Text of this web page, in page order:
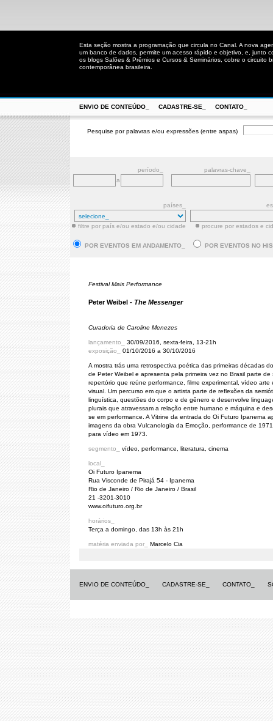
Esta seção mostra a programação que circula no Canal. A nova
um banco de dados, permite um acesso rápido e objetivo, e, junto
os blogs Salões & Prêmios e Cursos & Seminários, cobre o circuito
contemporânea brasileira.
ENVIO DE CONTEÚDO_ CADASTRE-SE_ CONTATO_
Pesquise por palavras e/ou expressões (entre aspas)
período_
palavras-chave_
a
países_
filtre por país e/ou estado e/ou cidade procure por estados e
POR EVENTOS EM ANDAMENTO_ POR EVENTOS NO
Festival Mais Performance
Peter Weibel - The Messenger
Curadoria de Caroline Menezes
lançamento_ 30/09/2016, sexta-feira, 13-21h
exposição_ 01/10/2016 a 30/10/2016
A mostra trás uma retrospectiva poética das primeiras décadas
de Peter Weibel e apresenta pela primeira vez no Brasil parte de
repertório que reúne performance, filme experimental, vídeo arte
visual. Um percurso em que o artista parte de reflexões da
linguística, questões do corpo e de gênero e desenvolve
plurais que atravessam a relação entre humano e máquina e
se em performance. A Vitrine da entrada do Oi Futuro Ipanema
imagens da obra Vulcanologia da Emoção, performance de
para vídeo em 1973.
segmento_ vídeo, performance, literatura, cinema
local_
Oi Futuro Ipanema
Rua Visconde de Pirajá 54 - Ipanema
Rio de Janeiro / Rio de Janeiro / Brasil
21 -3201-3010
www.oifuturo.org.br
horários_
Terça a domingo, das 13h às 21h
matéria enviada por_ Marcelo Cia
ENVIO DE CONTEÚDO_ CADASTRE-SE_ CONTATO_